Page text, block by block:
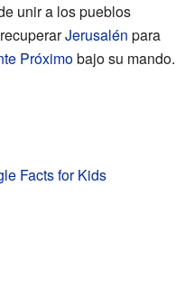
unir a los pueblos
Jerusalén para
Próximobajo su mando.
Facts for Kids